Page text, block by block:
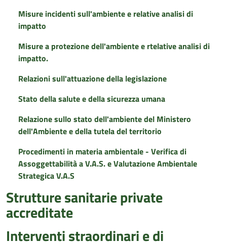
Misure incidenti sull'ambiente e relative analisi di
impatto
Misure a protezione dell'ambiente e rtelative analisi di
impatto.
Relazioni sull'attuazione della legislazione
Stato della salute e della sicurezza umana
Relazione sullo stato dell'ambiente del Ministero
dell'Ambiente e della tutela del territorio
Procedimenti in materia ambientale - Verifica di
Assoggettabilità a V.A.S. e Valutazione Ambientale
Strategica V.A.S
Strutture sanitarie private
accreditate
Interventi straordinari e di